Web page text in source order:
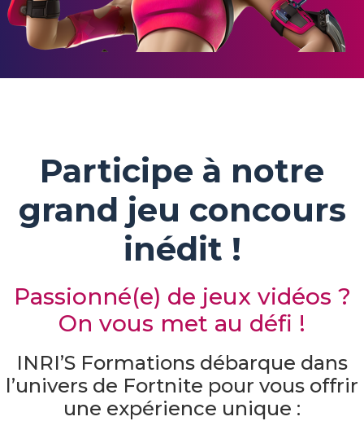
Participe à notre
grand jeu concours
inédit !
Passionné(e) de jeux vidéos ?
On vous met au défi !
INRI’S Formations débarque dans
l’univers de Fortnite pour vous offrir
une expérience unique :